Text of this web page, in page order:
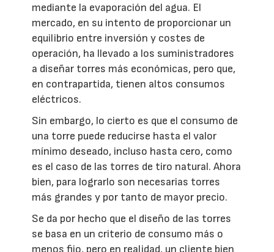
mediante la evaporación del agua. El
mercado, en su intento de proporcionar un
equilibrio entre inversión y costes de
operación, ha llevado a los suministradores
a diseñar torres más económicas, pero que,
en contrapartida, tienen altos consumos
eléctricos.
Sin embargo, lo cierto es que el consumo de
una torre puede reducirse hasta el valor
mínimo deseado, incluso hasta cero, como
es el caso de las torres de tiro natural. Ahora
bien, para lograrlo son necesarias torres
más grandes y por tanto de mayor precio.
Se da por hecho que el diseño de las torres
se basa en un criterio de consumo más o